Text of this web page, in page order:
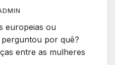
europeias ou
perguntou por quê?
entre as mulheres